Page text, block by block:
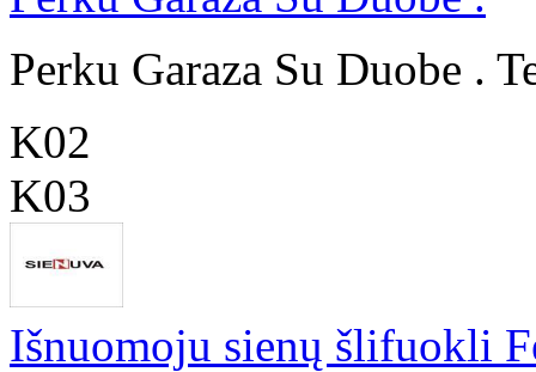
Perku Garaza Su Duobe .
K02
K03
Išnuomoju sienų šlifuokli